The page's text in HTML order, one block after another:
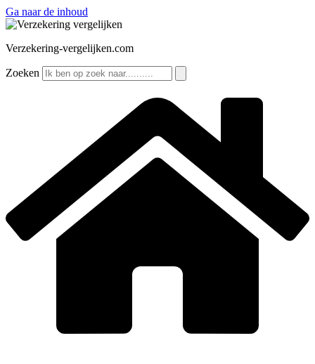
Ga naar de inhoud
Verzekering-vergelijken.com
Zoeken